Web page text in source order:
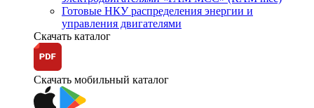
Готовые НКУ распределения энергии и
управления двигателями
Скачать каталог
Скачать мобильный каталог